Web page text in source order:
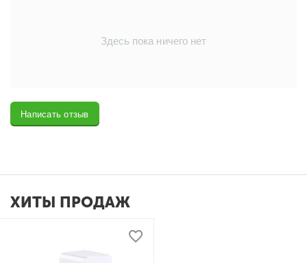
Здесь пока ничего нет
Написать отзыв
ХИТЫ ПРОДАЖ